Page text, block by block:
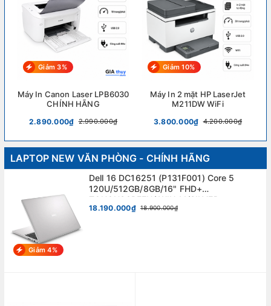
Giảm 3%
Máy In Canon Laser LPB6030
CHÍNH HÃNG
2.890.000₫ 2.990.000₫
Giảm 10%
Máy In 2 mặt HP LaserJet
M211DW WiFi
3.800.000₫ 4.200.000₫
LAPTOP NEW VĂN PHÒNG - CHÍNH HÃNG
Giảm 4%
Dell 16 DC16251 (P131F001) Core 5
120U/512GB/8GB/16" FHD+
TOUCHSCREEN/ WIN 11/SILVER.
18.190.000₫ 18.900.000₫